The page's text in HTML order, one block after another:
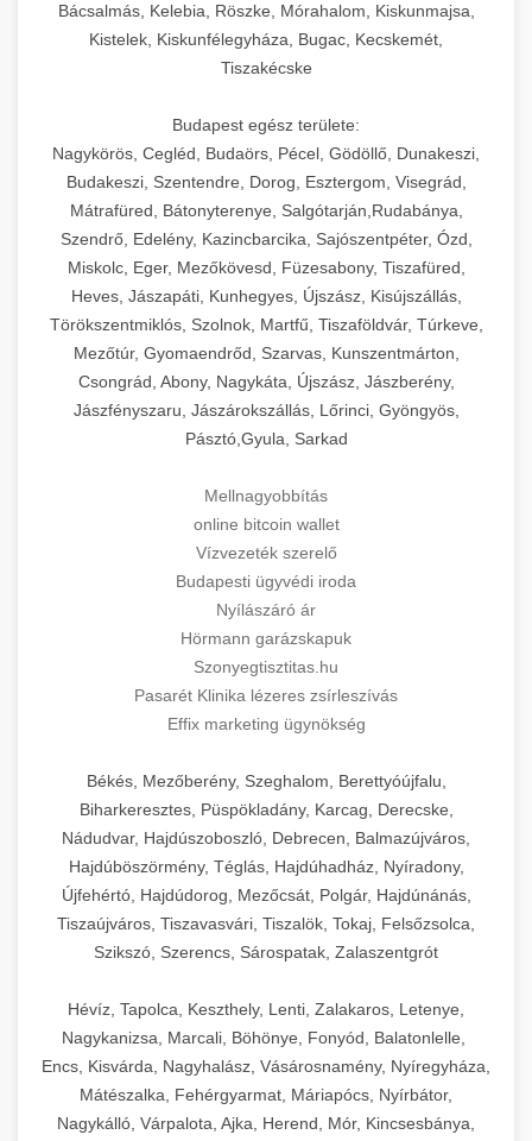
Bácsalmás, Kelebia, Röszke, Mórahalom, Kiskunmajsa,
Kistelek, Kiskunfélegyháza, Bugac, Kecskemét,
Tiszakécske
Budapest egész területe:
Nagykörös, Cegléd, Budaörs, Pécel, Gödöllő, Dunakeszi,
Budakeszi, Szentendre, Dorog, Esztergom, Visegrád,
Mátrafüred, Bátonyterenye, Salgótarján,Rudabánya,
Szendrő, Edelény, Kazincbarcika, Sajószentpéter, Ózd,
Miskolc, Eger, Mezőkövesd, Füzesabony, Tiszafüred,
Heves, Jászapáti, Kunhegyes, Újszász, Kisújszállás,
Törökszentmiklós, Szolnok, Martfű, Tiszaföldvár, Túrkeve,
Mezőtúr, Gyomaendrőd, Szarvas, Kunszentmárton,
Csongrád, Abony, Nagykáta, Újszász, Jászberény,
Jászfényszaru, Jászárokszállás, Lőrinci, Gyöngyös,
Pásztó,Gyula, Sarkad
Mellnagyobbítás
online bitcoin wallet
Vízvezeték szerelő
Budapesti ügyvédi iroda
Nyílászáró ár
Hörmann garázskapuk
Szonyegtisztitas.hu
Pasarét Klinika lézeres zsírleszívás
Effix marketing ügynökség
Békés, Mezőberény, Szeghalom, Berettyóújfalu,
Biharkeresztes, Püspökladány, Karcag, Derecske,
Nádudvar, Hajdúszoboszló, Debrecen, Balmazújváros,
Hajdúböszörmény, Téglás, Hajdúhadház, Nyíradony,
Újfehértó, Hajdúdorog, Mezőcsát, Polgár, Hajdúnánás,
Tiszaújváros, Tiszavasvári, Tiszalök, Tokaj, Felsőzsolca,
Szikszó, Szerencs, Sárospatak, Zalaszentgrót
Hévíz, Tapolca, Keszthely, Lenti, Zalakaros, Letenye,
Nagykanizsa, Marcali, Böhönye, Fonyód, Balatonlelle,
Encs, Kisvárda, Nagyhalász, Vásárosnamény, Nyíregyháza,
Mátészalka, Fehérgyarmat, Máriapócs, Nyírbátor,
Nagykálló, Várpalota, Ajka, Herend, Mór, Kincsesbánya,